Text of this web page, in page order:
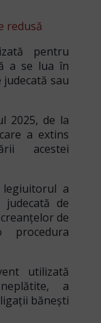
redusă
pentru
a se lua în
sau
2025, de la
a extins
acestei
legiuitorul a
de
de
procedura
utilizată
a
bănești